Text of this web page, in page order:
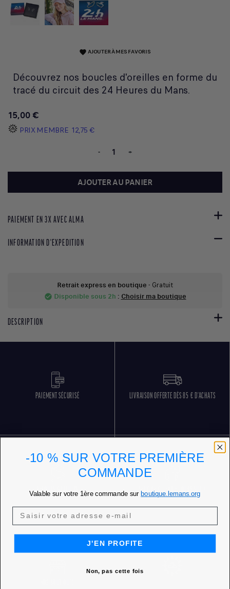
favorite AJOUTER À MES FAVORIS
Découvrez nos boucles d'oreilles en forme du
tracé du circuit des 24 Heures du Mans.
15,00 €
PRIX MEMBRE 12,75 €
- +
AJOUTER AU PANIER
PAIEMENT EN 3X AVEC ALMA
INFORMATION D'EXPEDITION
Retrait express en boutique - Gratuit
check_circle Disponible sous 2h : Choisir ma boutique
DESCRIPTION
PAIEMENT SÉCURISÉ LIVRAISON OFFERTE DÈS 85 € D'ACHATS
RETOURS GRATUITS SERVICE CLIENT 5 JOURS SUR 7
-10 % SUR VOTRE PREMIÈRE
COMMANDE
Valable sur votre 1ère commande sur boutique.lemans.org
J'EN PROFITE
Non, pas cette fois